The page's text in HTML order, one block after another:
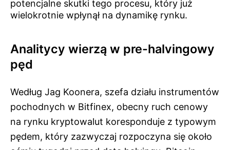
potencjalne skutki tego procesu, który już
wielokrotnie wpłynął na dynamikę rynku.
Analitycy wierzą w pre-halvingowy
pęd
Według Jag Koonera, szefa działu instrumentów
pochodnych w Bitfinex, obecny ruch cenowy
na rynku kryptowalut koresponduje z typowym
pędem, który zazwyczaj rozpoczyna się około